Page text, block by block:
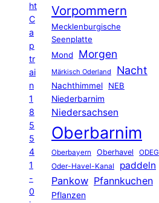
ht
C
a
p
tr
ai
n
1
8
5
5
4
1
-
0
Vorpommern
Mecklenburgische
Seenplatte
Mond
Morgen
Märkisch Oderland Nacht
Nachthimmel
NEB
Niederbarnim
Niedersachsen
Oberbarnim
Oberbayern Oberhavel ODEG
Oder-Havel-Kanal paddeln
Pankow Pfannkuchen
Pflanzen